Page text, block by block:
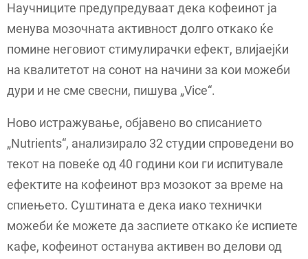
Научниците предупредуваат дека кофеинот ја
менува мозочната активност долго откако ќе
помине неговиот стимулирачки ефект, влијаејќи
на квалитетот на сонот на начини за кои можеби
дури и не сме свесни, пишува „Vice“.
Ново истражување, објавено во списанието
„Nutrients“, анализирало 32 студии спроведени во
текот на повеќе од 40 години кои ги испитувале
ефектите на кофеинот врз мозокот за време на
спиењето. Суштината е дека иако технички
можеби ќе можете да заспиете откако ќе испиете
кафе, кофеинот останува активен во делови од